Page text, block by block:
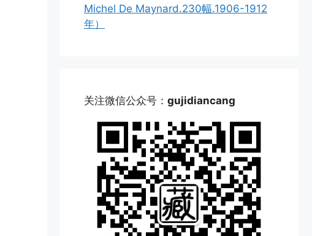
Michel De Maynard.230幅.1906-1912
年）
关注微信公众号： gujidiancang